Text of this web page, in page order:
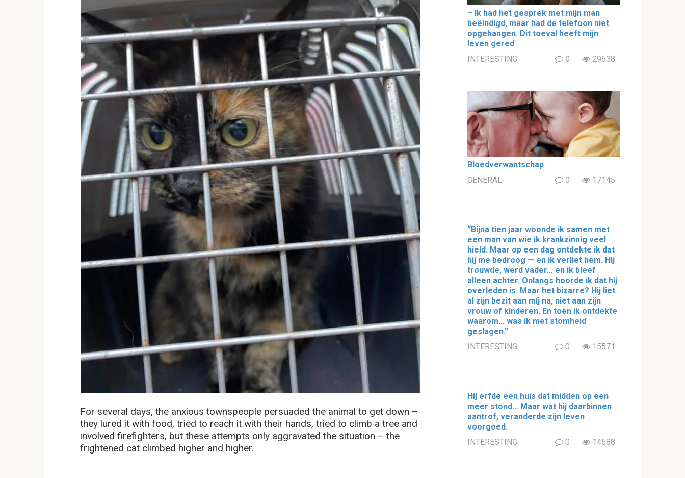
For several days, the anxious townspeople persuaded the animal to get down –
they lured it with food, tried to reach it with their hands, tried to climb a tree and
involved firefighters, but these attempts only aggravated the situation – the
frightened cat climbed higher and higher.
– Ik had het gesprek met mijn man
beëindigd, maar had de telefoon niet
opgehangen. Dit toeval heeft mijn
leven gered
INTERESTING
0 29638
Bloedverwantschap
GENERAL
0 17145
“Bijna tien jaar woonde ik samen met
een man van wie ik krankzinnig veel
hield. Maar op een dag ontdekte ik dat
hij me bedroog — en ik verliet hem. Hij
trouwde, werd vader… en ik bleef
alleen achter. Onlangs hoorde ik dat hij
overleden is. Maar het bizarre? Hij liet
al zijn bezit aan míj na, niet aan zijn
vrouw of kinderen. En toen ik ontdekte
waarom… was ik met stomheid
geslagen.”
INTERESTING
0 15571
Hij erfde een huis dat midden op een
meer stond… Maar wat hij daarbinnen
aantrof, veranderde zijn leven
voorgoed.
INTERESTING
0 14588